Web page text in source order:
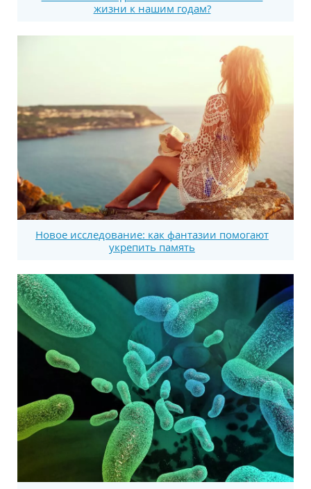
жизни к нашим годам?
Новое исследование: как фантазии помогают
укрепить память